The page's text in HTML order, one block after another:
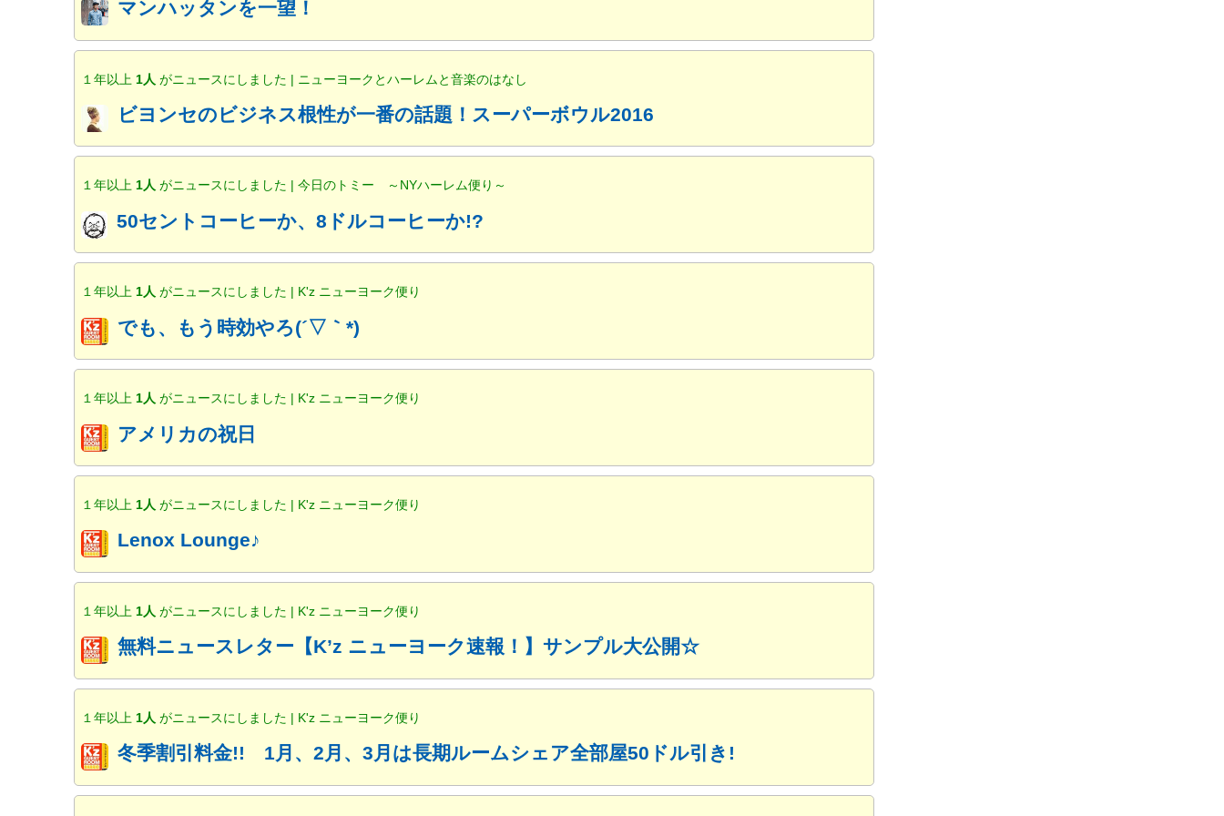
マンハッタンを一望！
１年以上 1人がニュースにしました | ニューヨークとハーレムと音楽のはなし
ビヨンセのビジネス根性が一番の話題！スーパーボウル2016
１年以上1人がニュースにしました | 今日のトミー ～NYハーレム便り～
50セントコーヒーか、8ドルコーヒーか!?
１年以上1人がニュースにしました | K'z ニューヨーク便り
でも、もう時効やろ(´▽｀*)
１年以上 1人がニュースにしました | K'z ニューヨーク便り
アメリカの祝日
１年以上 1人がニュースにしました | K'z ニューヨーク便り
Lenox Lounge♪
１年以上 1人がニュースにしました | K'z ニューヨーク便り
無料ニュースレター【K’z ニューヨーク速報！】サンプル大公開☆
１年以上 1人がニュースにしました | K'z ニューヨーク便り
冬季割引料金!! 1月、2月、3月は長期ルームシェア全部屋50ドル引き!